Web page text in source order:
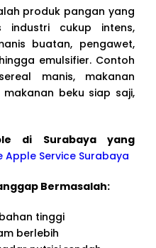
produk pangan yang
industri cukup intens,
buatan, pengawet,
emulsifier. Contoh
manis, makanan
beku siap saji,
di Surabaya yang
Apple Service Surabaya
Bermasalah:
tinggi
berlebih